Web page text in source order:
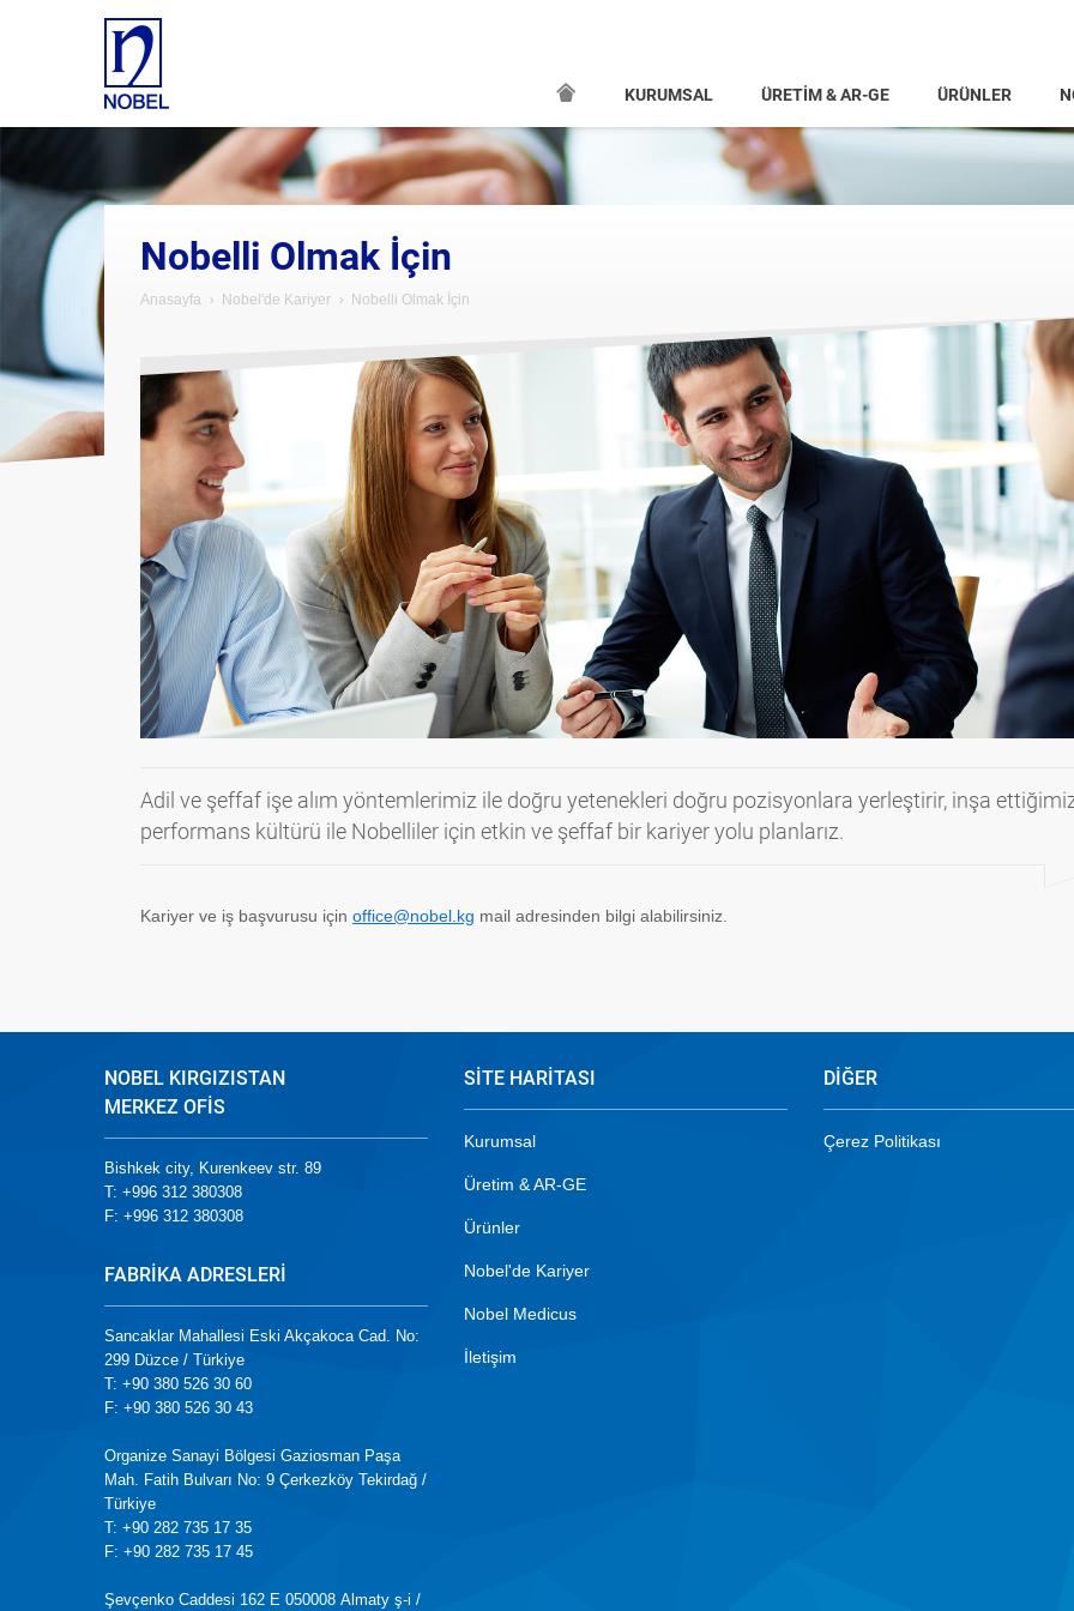
KURUMSAL ÜRETİM & AR-GE ÜRÜNLER
Nobelli Olmak İçin
Anasayfa Nobel'de Kariyer Nobelli Olmak İçin
Adil ve şeffaf işe alım yöntemlerimiz ile doğru yetenekleri doğru pozisyonlara yerleştirir, inşa
performans kültürü ile Nobelliler için etkin ve şeffaf bir kariyer yolu planlarız.
Kariyer ve iş başvurusu için office@nobel.kg mail adresinden bilgi alabilirsiniz.
NOBEL KIRGIZISTAN
MERKEZ OFİS
Bishkek city, Kurenkeev str. 89
T: +996 312 380308
F: +996 312 380308
FABRİKA ADRESLERİ
Sancaklar Mahallesi Eski Akçakoca Cad. No:
299 Düzce / Türkiye
T: +90 380 526 30 60
F: +90 380 526 30 43
Organize Sanayi Bölgesi Gaziosman Paşa
Mah. Fatih Bulvarı No: 9 Çerkezköy Tekirdağ /
Türkiye
T: +90 282 735 17 35
F: +90 282 735 17 45
Şevçenko Caddesi 162 Е 050008 Almaty ş-i /
SİTE HARİTASI
Kurumsal
Üretim & AR-GE
Ürünler
Nobel'de Kariyer
Nobel Medicus
İletişim
DİĞER
Çerez Politikası